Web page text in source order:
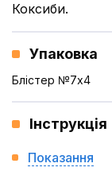
Коксиби.
Упаковка
Блістер №7x4
Інструкція
Показання